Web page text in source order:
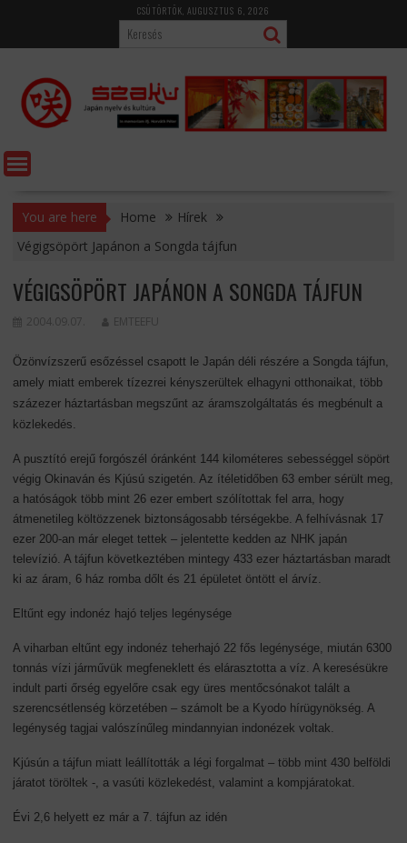
content
CSÜTÖRTÖK, AUGUSZTUS 6, 2026
You are here Home
Hírek
Végigsöpört Japánon a Songda tájfun
VÉGIGSÖPÖRT JAPÁNON A SONGDA TÁJFUN
2004.09.07. EMTEEFU
Özönvízszerű esőzéssel csapott le Japán déli részére a Songda tájfun,
amely miatt emberek tízezrei kényszerültek elhagyni otthonaikat, több
százezer háztartásban megszűnt az áramszolgáltatás és megbénult a
közlekedés.
A pusztító erejű forgószél óránként 144 kilométeres sebességgel söpört
végig Okinaván és Kjúsú szigetén. Az ítéletidőben 63 ember sérült meg,
a hatóságok több mint 26 ezer embert szólítottak fel arra, hogy
átmenetileg költözzenek biztonságosabb térségekbe. A felhívásnak 17
ezer 200-an már eleget tettek – jelentette kedden az NHK japán
televízió. A tájfun következtében mintegy 433 ezer háztartásban maradt
ki az áram, 6 ház romba dőlt és 21 épületet öntött el árvíz.
Eltűnt egy indonéz hajó teljes legénysége
A viharban eltűnt egy indonéz teherhajó 22 fős legénysége, miután 6300
tonnás vízi járművük megfeneklett és elárasztotta a víz. A keresésükre
indult parti őrség egyelőre csak egy üres mentőcsónakot talált a
szerencsétlenség körzetében – számolt be a Kyodo hírügynökség. A
legénység tagjai valószínűleg mindannyian indonézek voltak.
Kjúsún a tájfun miatt leállították a légi forgalmat – több mint 430 belföldi
járatot töröltek -, a vasúti közlekedést, valamint a kompjáratokat.
Évi 2,6 helyett ez már a 7. tájfun az idén